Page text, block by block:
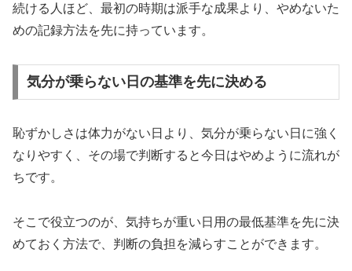
続ける人ほど、最初の時期は派手な成果より、やめないた
めの記録方法を先に持っています。
気分が乗らない日の基準を先に決める
恥ずかしさは体力がない日より、気分が乗らない日に強く
なりやすく、その場で判断すると今日はやめように流れが
ちです。
そこで役立つのが、気持ちが重い日用の最低基準を先に決
めておく方法で、判断の負担を減らすことができます。